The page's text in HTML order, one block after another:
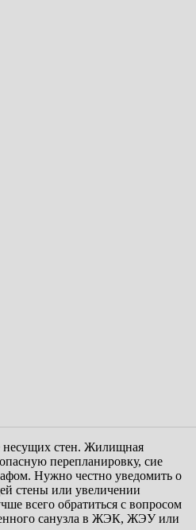
несущих стен. Жилищная
перепланировку, сие
Нужно честно уведомить о
стены или увеличении
всего обратиться с вопросом
санузла в ЖЭК, ЖЭУ или